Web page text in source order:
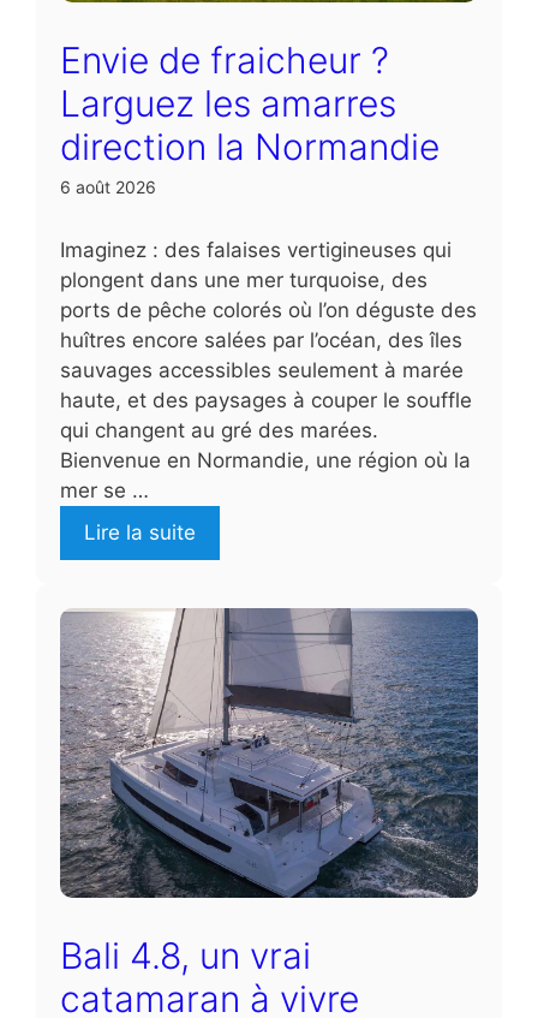
Envie de fraicheur ?
Larguez les amarres
direction la Normandie
6 août 2026
Imaginez : des falaises vertigineuses qui
plongent dans une mer turquoise, des
ports de pêche colorés où l’on déguste des
huîtres encore salées par l’océan, des îles
sauvages accessibles seulement à marée
haute, et des paysages à couper le souffle
qui changent au gré des marées.
Bienvenue en Normandie, une région où la
mer se …
Lire la suite
Bali 4.8, un vrai
catamaran à vivre